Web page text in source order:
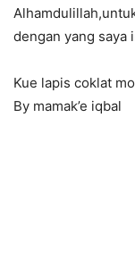
dengan yang saya
Kue lapis coklat
By mamak’e iqbal